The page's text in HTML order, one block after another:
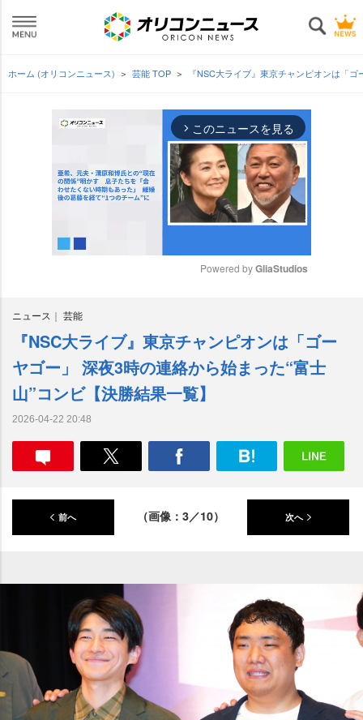
ホーム (オリコンニュース) 芸能 TOP 『NSC大ライブ』東京チャンピオンは「
arrow_forward_ios このニュースを見る
e
Powered by GliaStudios
ニュース 芸能
『NSC大ライブ』東京チャンピオンは「ゴー
ヤゴー」 深夜3時の連絡から始まった“富士
山”コンビ【決勝結果一覧】
2026-04-22 20:48
前へ （画像：3／10） 次へ